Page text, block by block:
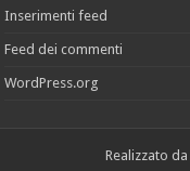
Inserimenti feed
Feed dei commenti
WordPress.org
Realizzato da